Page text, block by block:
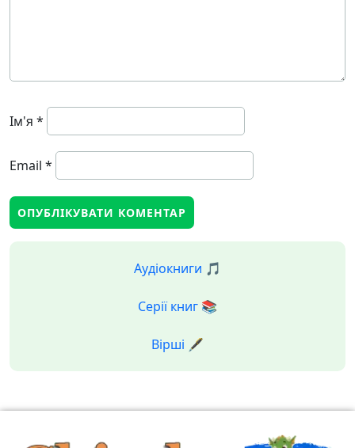
Ім'я *
Email *
Аудіокниги 🎵
Серії книг 📚
Вірші 🖋️